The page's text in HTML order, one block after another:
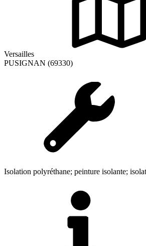
Versailles
PUSIGNAN (69330)
Isolation polyréthane; peinture isolante;